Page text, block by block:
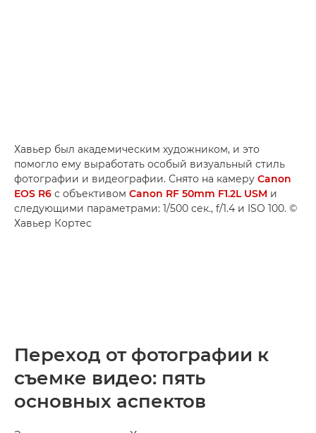
Хавьер был академическим художником, и это
помогло ему выработать особый визуальный стиль
фотографии и видеографии. Снято на камеру Canon
EOS R6 с объективом Canon RF 50mm F1.2L USM и
следующими параметрами: 1/500 сек., f/1.4 и ISO 100. ©
Хавьер Кортес
Переход от фотографии к
съемке видео: пять
основных аспектов